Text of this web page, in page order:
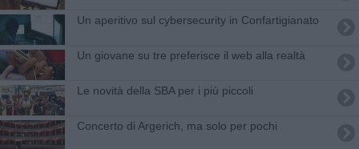
Un aperitivo sul cybersecurity in Confartigianato
Un giovane su tre preferisce il web alla realtà
Le novità della SBA per i più piccoli
Concerto di Argerich, ma solo per pochi